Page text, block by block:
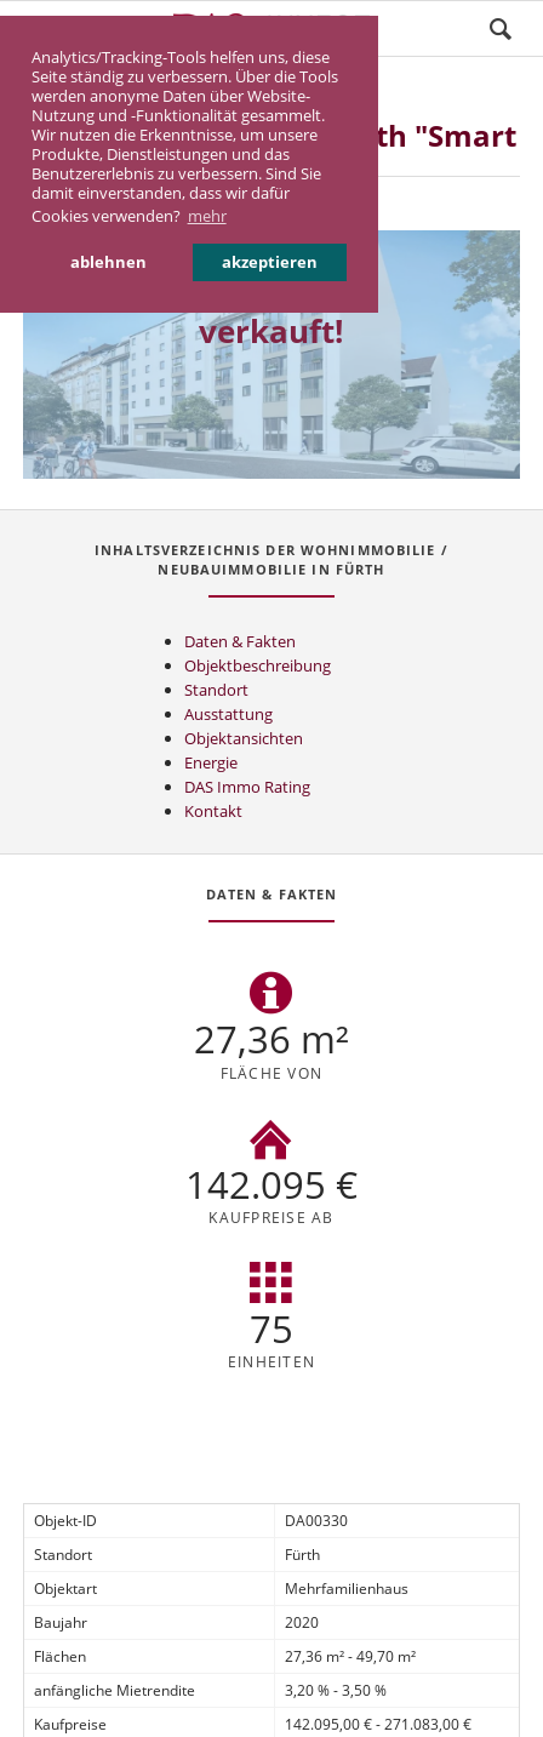
Analytics/Tracking-Tools helfen uns, diese
Seite ständig zu verbessern. Über die Tools
werden anonyme Daten über Website-
Nutzung und -Funktionalität gesammelt.
Wir nutzen die Erkenntnisse, um unsere
Produkte, Dienstleistungen und das
Benutzererlebnis zu verbessern. Sind Sie
damit einverstanden, dass wir dafür
Cookies verwenden? mehr
ablehnen akzeptieren
Micro-Apartments Fürth "Smart
Living"
verkauft!
INHALTSVERZEICHNIS DER WOHNIMMOBILIE /
NEUBAUIMMOBILIE IN FÜRTH
Daten & Fakten
Objektbeschreibung
Standort
Ausstattung
Objektansichten
Energie
DAS Immo Rating
Kontakt
DATEN & FAKTEN
27,36 m²
FLÄCHE VON
142.095 €
KAUFPREISE AB
75
EINHEITEN
Objekt-ID
DA00330
Standort
Fürth
Objektart
Mehrfamilienhaus
Baujahr
2020
Flächen
27,36 m² - 49,70 m²
anfängliche Mietrendite
3,20 % - 3,50 %
Kaufpreise
142.095,00 € - 271.083,00 €